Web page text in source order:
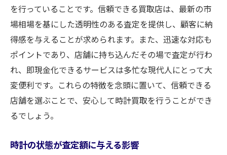
日本ブランド時計の市場価値
買取プロセスの詳細ガイド
高価買取を実現するためのポイント
付属品の重要性とその影響
専門査定士が提供する安心の買取体験
時計買取静岡市で満足度が高い理由専門査定士
の存在
査定士の経験と知識がもたらすメリット
を行っていることです。信頼できる買取店は、最新の市
場相場を基にした透明性のある査定を提供し、顧客に納
得感を与えることが求められます。また、迅速な対応も
ポイントであり、店舗に持ち込んだその場で査定が行わ
れ、即現金化できるサービスは多忙な現代人にとって大
変便利です。これらの特徴を念頭に置いて、信頼できる
店舗を選ぶことで、安心して時計買取を行うことができ
るでしょう。
時計の状態が査定額に与える影響